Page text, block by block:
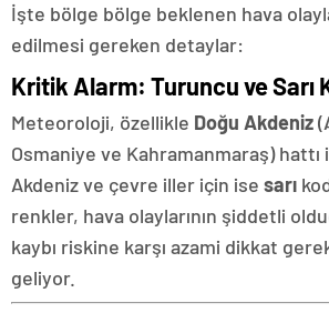
İşte bölge bölge beklenen hava
edilmesi gereken detaylar:
Kritik Alarm: Turuncu ve Sarı
Meteoroloji, özellikle Doğu Akdeniz
Osmaniye ve Kahramanmaraş) hattı
Akdeniz ve çevre iller için ise sarı
renkler, hava olaylarının şiddetli
kaybı riskine karşı azami dikkat
geliyor.